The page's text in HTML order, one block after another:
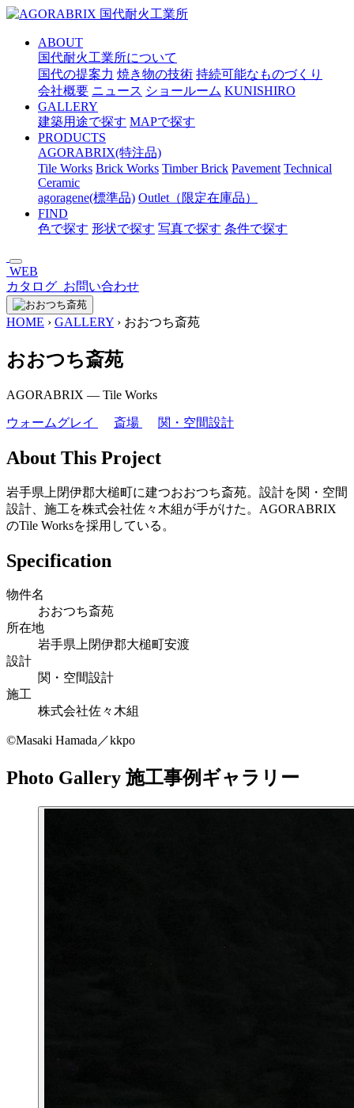
メ
ABOUT
国代耐火工業所について
国代の提案力 焼き物の技術 持続可能なものづくり
会社概要 ニュース ショールーム KUNISHIRO
GALLERY
建築用途で探す MAPで探す
PRODUCTS
AGORABRIX(特注品)
Tile Works Brick Works Timber Brick Pavement Technical
Ceramic
agoragene(標準品) Outlet（限定在庫品）
FIND
色で探す 形状で探す 写真で探す 条件で探す
WEB
カタログ お問い合わせ
HOME › GALLERY › おおつち斎苑
おおつち斎苑
AGORABRIX ― Tile Works
ウォームグレイ 斎場 関・空間設計
About This Project
岩手県上閉伊郡大槌町に建つおおつち斎苑。設計を関・空間
設計、施工を株式会社佐々木組が手がけた。AGORABRIX
のTile Worksを採用している。
Specification
物件名
おおつち斎苑
所在地
岩手県上閉伊郡大槌町安渡
設計
関・空間設計
施工
株式会社佐々木組
©Masaki Hamada／kkpo
Photo Gallery 施工事例ギャラリー